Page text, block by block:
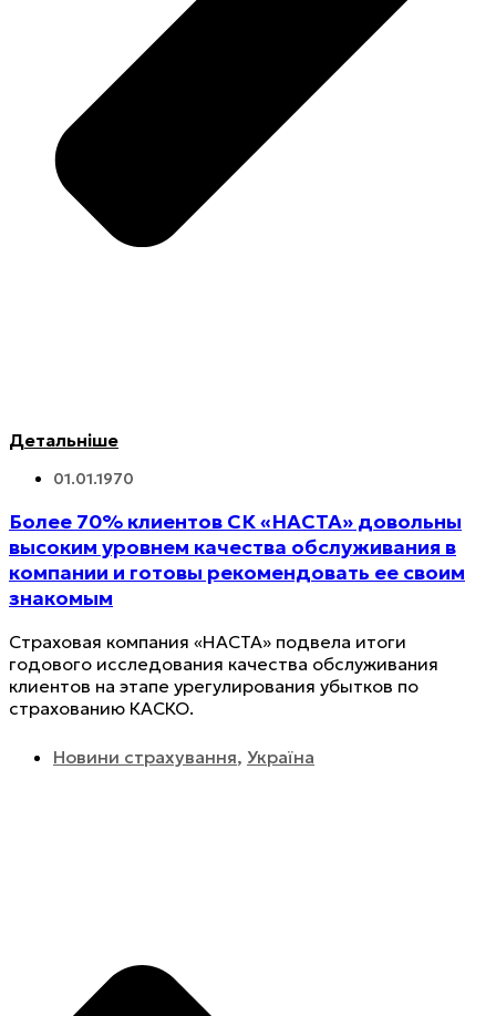
Детальніше
01.01.1970
Более 70% клиентов СК «НАСТА» довольны
высоким уровнем качества обслуживания в
компании и готовы рекомендовать ее своим
знакомым
Страховая компания «НАСТА» подвела итоги
годового исследования качества обслуживания
клиентов на этапе урегулирования убытков по
страхованию КАСКО.
Новини страхування, Україна